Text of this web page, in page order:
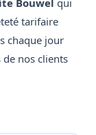
Bouwel qui
tarifaire
chaque jour
nos clients